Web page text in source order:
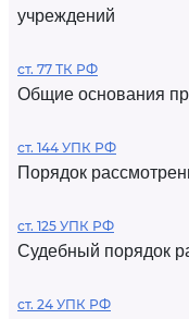
учреждений
ст. 77 ТК РФ
Общие основания
ст. 144 УПК РФ
Порядок
ст. 125 УПК РФ
Судебный порядок
ст. 24 УПК РФ